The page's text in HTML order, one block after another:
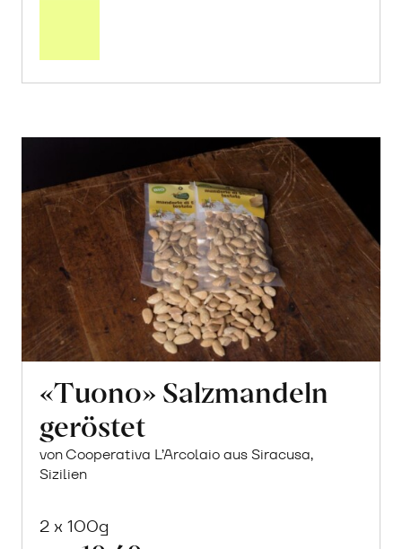
«Tuono» Salzmandeln
geröstet
von Cooperativa L’Arcolaio aus Siracusa,
Sizilien
2 x 100g